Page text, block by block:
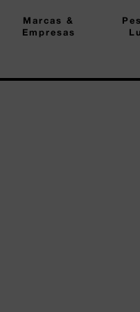
Marcas &
Empresas